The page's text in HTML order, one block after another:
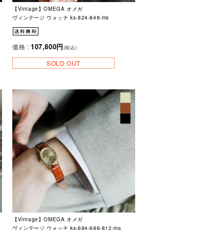
【Vintage】OMEGA オメガ
ヴィンテージ ウォッチ ks-824-848-ms
価格 : 107,800円(税込)
SOLD OUT
【Vintage】OMEGA オメガ
ヴィンテージ ウォッチ ks-694-696-812-ms